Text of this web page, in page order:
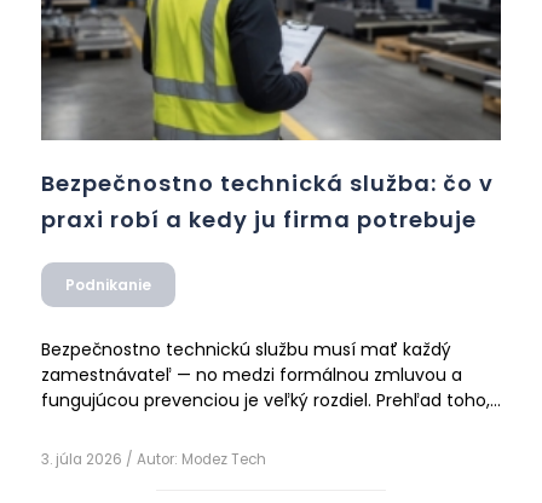
Bezpečnostno technická služba: čo v
praxi robí a kedy ju firma potrebuje
Podnikanie
Bezpečnostno technickú službu musí mať každý
zamestnávateľ — no medzi formálnou zmluvou a
fungujúcou prevenciou je veľký rozdiel. Prehľad toho,
výstupy má firma dostávať a na čo si dať pozor.
3. júla 2026 / Autor: Modez Tech